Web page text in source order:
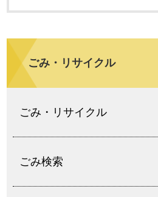
ごみ・リサイクル
ごみ・リサイクル
ごみ検索